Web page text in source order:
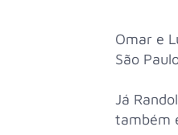
Omar e
São
Já
também